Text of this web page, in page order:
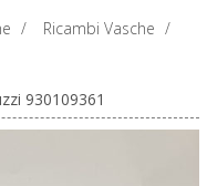
/ Ricambi Vasche /
930109361